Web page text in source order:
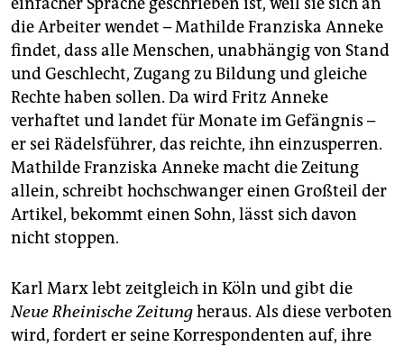
die Arbeiter wendet – Mathil­de Franziska Anneke
findet, dass alle Menschen, unabhängig von Stand
und Geschlecht, Zugang zu Bildung und gleiche
Rechte haben sollen. Da wird Fritz Anneke
verhaftet und landet für Monate im Gefängnis –
er sei Rädelsführer, das reichte, ihn einzusperren.
Mathilde Franziska Anneke macht die Zeitung
allein, schreibt hochschwanger einen Großteil der
Artikel, bekommt einen Sohn, lässt sich davon
nicht stoppen.
Karl Marx lebt zeitgleich in Köln und gibt die
Neue Rheinische Zeitungheraus. Als diese verboten
wird, fordert er seine Korrespondenten auf, ihre